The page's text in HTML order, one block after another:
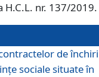
H.C.L. nr. 137/2019.
de
sociale situate în